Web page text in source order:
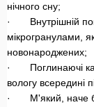
нічного сну;
· Внутрішній
мікрогранулами,
новонароджених;
· Поглинаючі
вологу всередині
· М'який, наче